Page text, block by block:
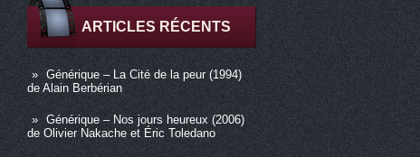
ARTICLES RÉCENTS
Générique – La Cité de la peur (1994)
de Alain Berbérian
Générique – Nos jours heureux (2006)
de Olivier Nakache et Éric Toledano